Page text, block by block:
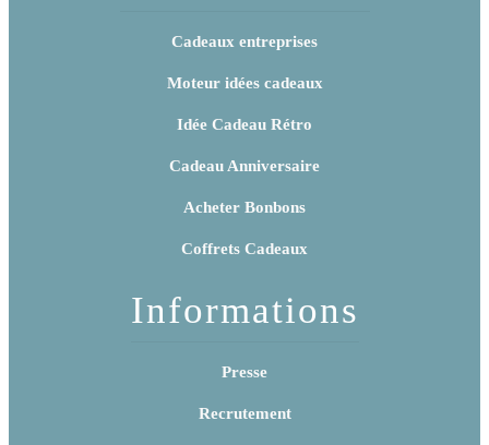
Cadeaux entreprises
Moteur idées cadeaux
Idée Cadeau Rétro
Cadeau Anniversaire
Acheter Bonbons
Coffrets Cadeaux
Informations
Presse
Recrutement